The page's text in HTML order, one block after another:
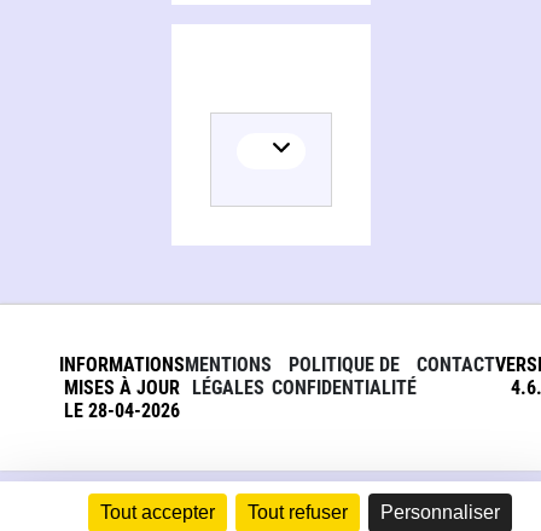
Tout accepter Tout refuser Personnaliser
INFORMATIONS
MISES À JOUR
LE 28-04-2026
MENTIONS
LÉGALES
POLITIQUE DE
CONFIDENTIALITÉ
CONTACT